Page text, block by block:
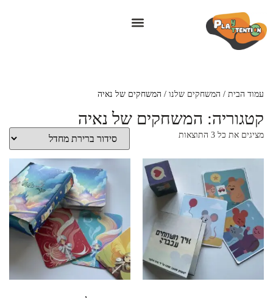
עמוד הבית / המשחקים שלנו / המשחקים של נאיה
קטגוריה: המשחקים של נאיה
מציגים את כל ⁦3⁩ התוצאות